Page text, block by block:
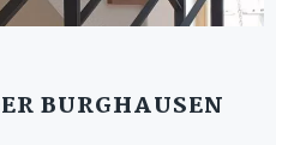
BURGHAUSEN